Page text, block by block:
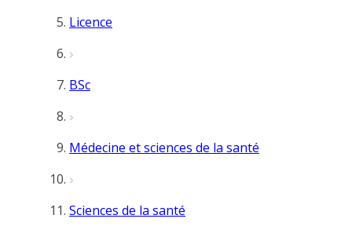
Licence
BSc
Médecine et sciences de la santé
Sciences de la santé